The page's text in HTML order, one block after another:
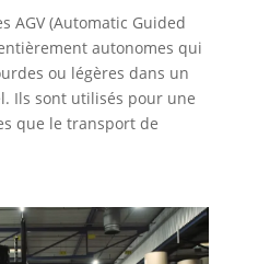
AGV (Automatic Guided
autonomes qui
ou légères dans un
Ils sont utilisés pour une
que le transport de